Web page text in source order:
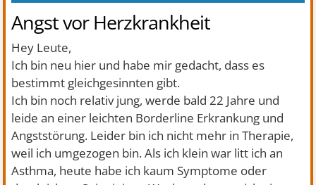
Angst vor Herzkrankheit
Hey Leute,
Ich bin neu hier und habe mir gedacht, dass es
bestimmt gleichgesinnten gibt.
Ich bin noch relativ jung, werde bald 22 Jahre und
leide an einer leichten Borderline Erkrankung und
Angststörung. Leider bin ich nicht mehr in Therapie,
weil ich umgezogen bin. Als ich klein war litt ich an
Asthma, heute habe ich kaum Symptome oder